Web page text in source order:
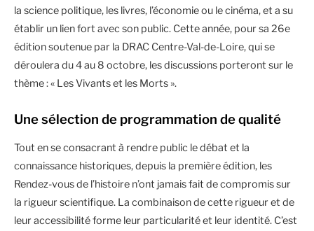
la science politique, les livres, l’économie ou le cinéma, et a su
établir un lien fort avec son public. Cette année, pour sa 26e
édition soutenue par la DRAC Centre-Val-de-Loire, qui se
déroulera du 4 au 8 octobre, les discussions porteront sur le
thème : « Les Vivants et les Morts ».
Une sélection de programmation de qualité
Tout en se consacrant à rendre public le débat et la
connaissance historiques, depuis la première édition, les
Rendez-vous de l’histoire n’ont jamais fait de compromis sur
la rigueur scientifique. La combinaison de cette rigueur et de
leur accessibilité forme leur particularité et leur identité. C’est